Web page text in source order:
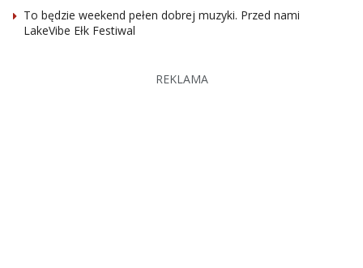
To będzie weekend pełen dobrej muzyki. Przed nami
LakeVibe Ełk Festiwal
REKLAMA